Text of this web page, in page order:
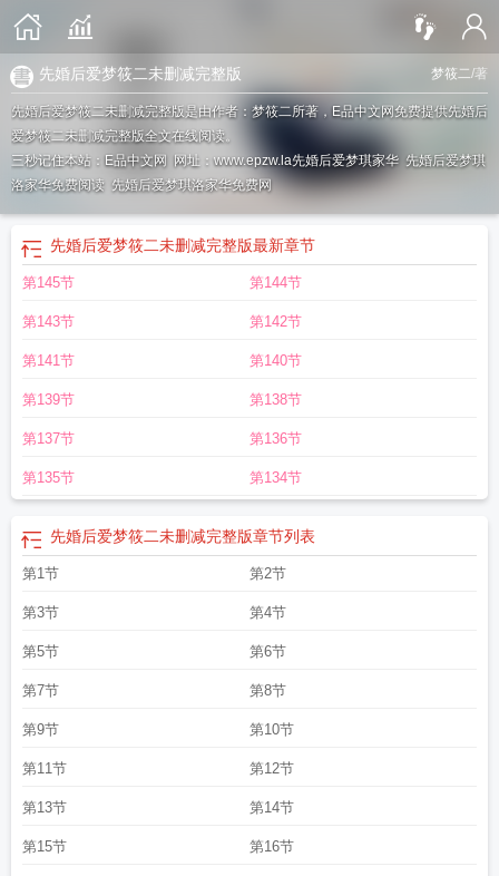
梦筱二/著
先婚后爱梦筱二未删减完整版
先婚后爱梦筱二未删减完整版是由作者：梦筱二所著，E品中文网免费提供先婚后
爱梦筱二未删减完整版全文在线阅读。
三秒记住本站：E品中文网 网址：www.epzw.la先婚后爱梦琪家华 先婚后爱梦琪
洛家华免费阅读 先婚后爱梦琪洛家华免费网
先婚后爱梦筱二未删减完整版最新章节
第145节 第144节
第143节 第142节
第141节 第140节
第139节 第138节
第137节 第136节
第135节 第134节
先婚后爱梦筱二未删减完整版章节列表
第1节 第2节
第3节 第4节
第5节 第6节
第7节 第8节
第9节 第10节
第11节 第12节
第13节 第14节
第15节 第16节